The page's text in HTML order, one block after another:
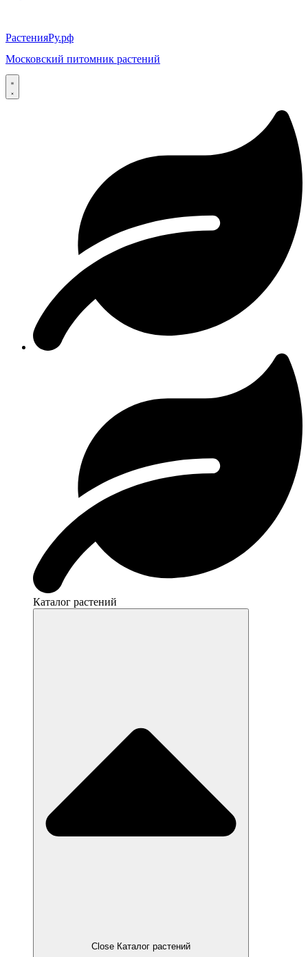
РастенияРу.рф
Московский питомник растений
Каталог растений
Close Каталог растений